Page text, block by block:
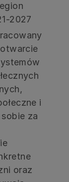
2027
i
za
oraz